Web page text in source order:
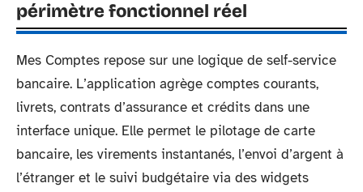
périmètre fonctionnel réel
Mes Comptes repose sur une logique de self-service
bancaire. L’application agrège comptes courants,
livrets, contrats d’assurance et crédits dans une
interface unique. Elle permet le pilotage de carte
bancaire, les virements instantanés, l’envoi d’argent à
l’étranger et le suivi budgétaire via des widgets